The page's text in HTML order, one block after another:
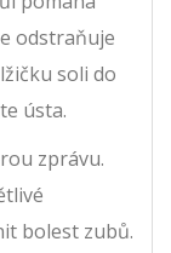
odstraňuje
soli do
ústa.
zprávu.
bolest zubů.